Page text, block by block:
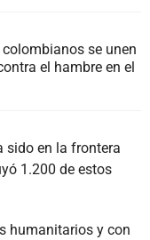
se unen
el hambre en el
sido en la frontera
1.200 de estos
humanitarios y con